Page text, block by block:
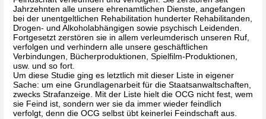
Jahrzehnten alle unsere ehrenamtlichen Dienste, angefangen
bei der unentgeltlichen Rehabilitation hunderter Rehabilitanden,
Drogen- und Alkoholabhängigen sowie psychisch Leidenden.
Fortgesetzt zerstören sie in allem verleumderisch unseren Ruf,
verfolgen und verhindern alle unsere geschäftlichen
Verbindungen, Bücherproduktionen, Spielfilm-Produktionen,
usw. und so fort.
Um diese Studie ging es letztlich mit dieser Liste in eigener
Sache: um eine Grundlagenarbeit für die Staatsanwaltschaften,
zwecks Strafanzeige. Mit der Liste hielt die OCG nicht fest, wem
sie Feind ist, sondern wer sie da immer wieder feindlich
verfolgt, denn die OCG selbst übt keinerlei Feindschaft aus.